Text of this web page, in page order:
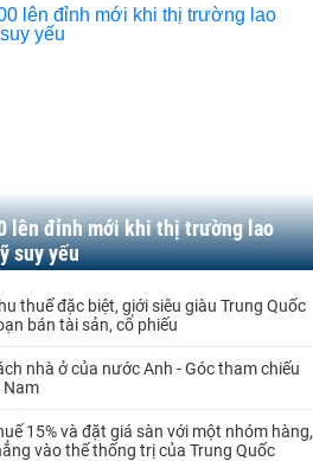
lên đỉnh mới khi thị trường lao
suy yếu
thuế đặc biệt, giới siêu giàu Trung Quốc
bán tài sản, cổ phiếu
nhà ở của nước Anh - Góc tham chiếu
Nam
15% và đặt giá sàn với một nhóm hàng,
vào thế thống trị của Trung Quốc